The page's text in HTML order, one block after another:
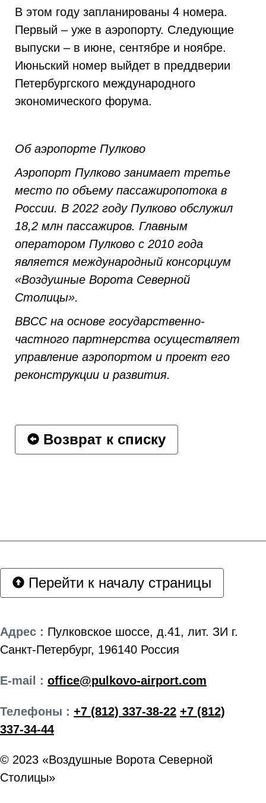
В этом году запланированы 4 номера.
Первый – уже в аэропорту. Следующие
выпуски – в июне, сентябре и ноябре.
Июньский номер выйдет в преддверии
Петербургского международного
экономического форума.
Об аэропорте Пулково
Аэропорт Пулково занимает третье
место по объему пассажиропотока в
России. В 2022 году Пулково обслужил
18,2 млн пассажиров. Главным
оператором Пулково с 2010 года
является международный консорциум
«Воздушные Ворота Северной
Столицы».
ВВСС на основе государственно-
частного партнерства осуществляет
управление аэропортом и проект его
реконструкции и развития.
Возврат к списку
Перейти к началу страницы
Адрес : Пулковское шоссе, д.41, лит. ЗИ г.
Санкт-Петербург, 196140 Россия
E-mail : office@pulkovo-airport.com
Телефоны : +7 (812) 337-38-22 +7 (812)
337-34-44
© 2023 «Воздушные Ворота Северной
Столицы»